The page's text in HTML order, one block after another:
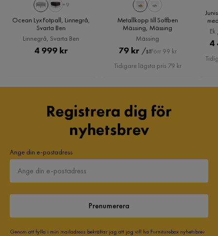
+9
Ocean Lyx Fotpall, Linnegrå,
Svarta Ben
Linnegrå, Svarta Ben
Pris
4 999 kr
Metallkopp till Soffben
Mässing, Mässing
Mässing
Pris
79 kr /stOriginal
Pris
Förr 99 kr
Tidigare lägsta pris 79 kr
4
Registrera dig för
nyhetsbrev
Ange din e-postadress
Prenumerera
Genom att fylla i min mailadress bekräftar jag att jag vill ha Furniturebox nyhetsbrev